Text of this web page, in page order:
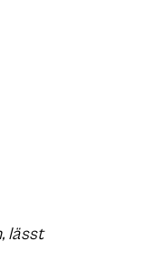
lässt